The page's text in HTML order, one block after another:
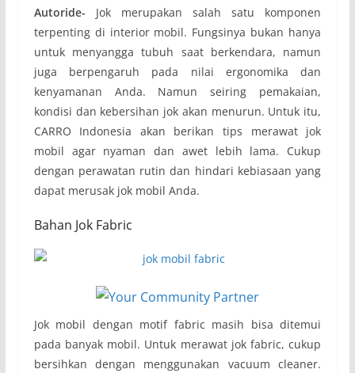
Autoride- Jok merupakan salah satu komponen
terpenting di interior mobil. Fungsinya bukan hanya
untuk menyangga tubuh saat berkendara, namun
juga berpengaruh pada nilai ergonomika dan
kenyamanan Anda. Namun seiring pemakaian,
kondisi dan kebersihan jok akan menurun. Untuk itu,
CARRO Indonesia akan berikan tips merawat jok
mobil agar nyaman dan awet lebih lama. Cukup
dengan perawatan rutin dan hindari kebiasaan yang
dapat merusak jok mobil Anda.
Bahan Jok Fabric
Jok mobil dengan motif fabric masih bisa ditemui
pada banyak mobil. Untuk merawat jok fabric, cukup
bersihkan dengan menggunakan vacuum cleaner.